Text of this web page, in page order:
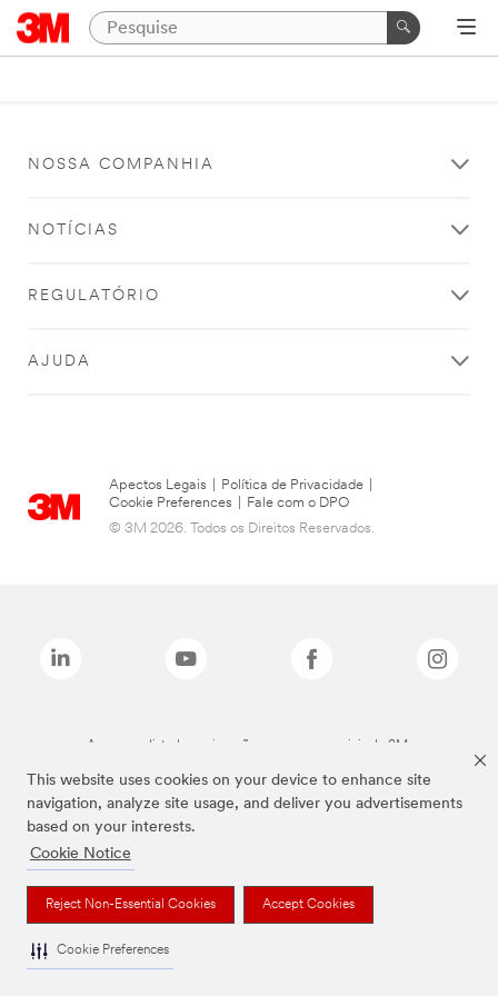
This website uses cookies on your device to enhance site
navigation, analyze site usage, and deliver you advertisements
based on your interests.
Cookie Notice
Reject Non-Essential Cookies Accept Cookies
Cookie Preferences
NOSSA COMPANHIA
NOTÍCIAS
REGULATÓRIO
AJUDA
Apectos Legais Política de Privacidade
Cookie Preferences
Fale com o DPO
© 3M 2026. Todos os Direitos Reservados.
As marcas listadas a cima são marcas comerciais da 3M.